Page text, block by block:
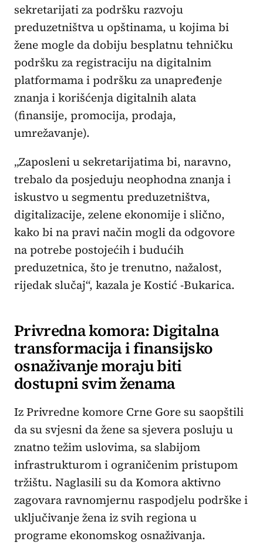
sekretarijati za podršku razvoju
preduzetništva u opštinama, u kojima bi
žene mogle da dobiju besplatnu tehničku
podršku za registraciju na digitalnim
platformama i podršku za unapređenje
znanja i korišćenja digitalnih alata
(finansije, promocija, prodaja,
umrežavanje).
„Zaposleni u sekretarijatima bi, naravno,
trebalo da posjeduju neophodna znanja i
iskustvo u segmentu preduzetništva,
digitalizacije, zelene ekonomije i slično,
kako bi na pravi način mogli da odgovore
na potrebe postojećih i budućih
preduzetnica, što je trenutno, nažalost,
rijedak slučaj“, kazala je Kostić -Bukarica.
Privredna komora: Digitalna
transformacija i finansijsko
osnaživanje moraju biti
dostupni svim ženama
Iz Privredne komore Crne Gore su saopštili
da su svjesni da žene sa sjevera posluju u
znatno težim uslovima, sa slabijom
infrastrukturom i ograničenim pristupom
tržištu. Naglasili su da Komora aktivno
zagovara ravnomjernu raspodjelu podrške i
uključivanje žena iz svih regiona u
programe ekonomskog osnaživanja.